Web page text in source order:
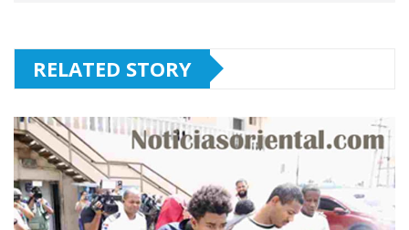
RELATED STORY